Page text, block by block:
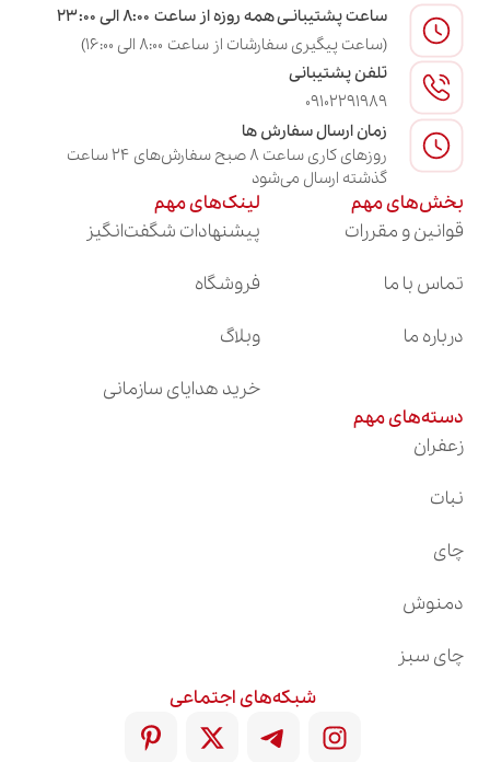
ساعت پشتیبانـی همه روزه از ساعت ۸:۰۰ الی ۲۳:۰۰
(ساعت پیگیری سفارشات از ساعت ۸:۰۰ الی ۱۶:۰۰)
تلفن پشتیبانی
09102291989
زمان ارسال سفارش ها
روزهای کاری ساعت ۸ صبح سفارش‌های ۲۴ ساعت
گذشته ارسال می‌شود
بخش‌های مهم
قوانین و مقررات
تماس با ما
درباره ما
لینک‌های مهم
پیشنهادات شگفت‌انگیز
فروشگاه
وبلاگ
خرید هدایای سازمانی
دسته‌های مهم
زعفران
نبات
چای
دمنوش
چای سبز
شبکه‌های اجتماعی